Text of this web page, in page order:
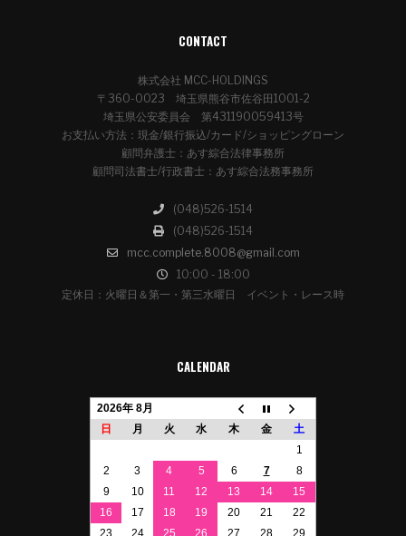
CONTACT
株式会社 MCC-HOLDINGS
〒360-0023 埼玉県熊谷市佐谷田1001-2
埼玉県公安委員会 第431190059413号
お支払い方法：現金/銀行振込/カード/ショッピングローン
顧問弁護士：あす綜合法律事務所
顧問司法書士/行政書士：あす綜合法務事務所
(048)526-1514
(048)526-1514
mcc.complete.8008@gmail.com
10:00 - 18:00
定休日：火曜日＆第一・第三水曜日 イベント・レース時
CALENDAR
2026年 8月
日
月 火 水 木 金
土
1
2
3 4 5 6 7
8
9
10 11 12 13 14
15
16
17 18 19 20 21
22
23
24 25 26 27 28 29